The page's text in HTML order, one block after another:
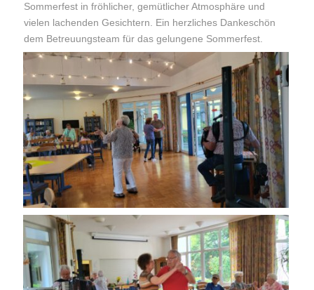
Sommerfest in fröhlicher, gemütlicher Atmosphäre und
vielen lachenden Gesichtern. Ein herzliches Dankeschön
dem Betreuungsteam für das gelungene Sommerfest.